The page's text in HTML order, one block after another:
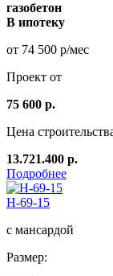
газобетон
В ипотеку
от 74 500 р/мес
Проект от
75 600 р.
Цена
13.721.400 р.
Подробнее
Н-69-15
с мансардой
Размер: